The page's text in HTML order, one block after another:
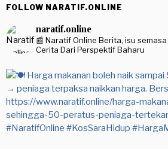
FOLLOW NARATIF.ONLINE
naratif.online
📰 Naratif Online Berita, isu
Cerita Dari Perspektif Baharu